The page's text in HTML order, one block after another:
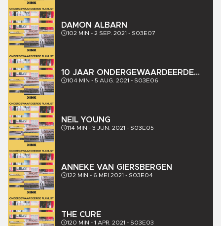
DAMON ALBARN
102 MIN - 2 SEP. 2021 - S03E07
10 JAAR ONDERGEWAARDEERDE
LIEDJES
104 MIN - 5 AUG. 2021 - S03E06
NEIL YOUNG
114 MIN - 3 JUN. 2021 - S03E05
ANNEKE VAN GIERSBERGEN
122 MIN - 6 MEI 2021 - S03E04
THE CURE
120 MIN - 1 APR. 2021 - S03E03